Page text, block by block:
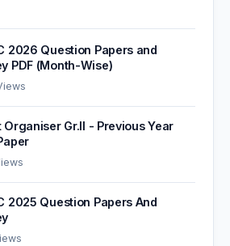
2026 Question Papers and
PDF (Month-Wise)
Gr.II - Previous Year
2025 Question Papers And